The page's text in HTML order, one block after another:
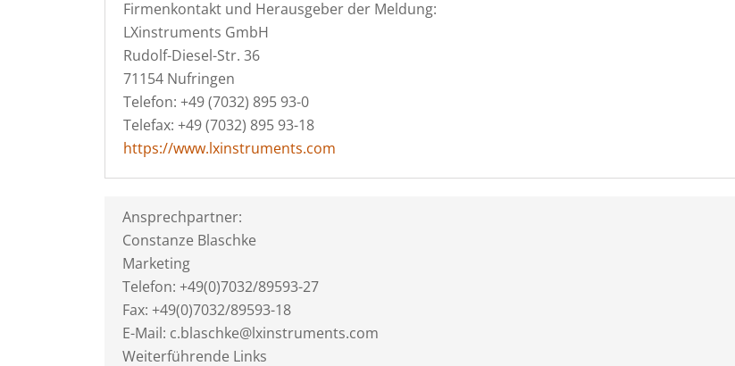
Firmenkontakt und Herausgeber der Meldung:
LXinstruments GmbH
Rudolf-Diesel-Str. 36
71154 Nufringen
Telefon: +49 (7032) 895 93-0
Telefax: +49 (7032) 895 93-18
https://www.lxinstruments.com
Ansprechpartner:
Constanze Blaschke
Marketing
Telefon: +49(0)7032/89593-27
Fax: +49(0)7032/89593-18
E-Mail: c.blaschke@lxinstruments.com
Weiterführende Links